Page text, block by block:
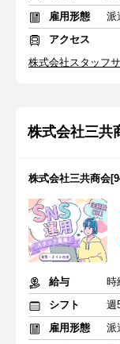
雇用形態
派
アクセス
株式会社スタッフ
株式会社三共
株式会社三共商会
給与
シフト
週
雇用形態
派